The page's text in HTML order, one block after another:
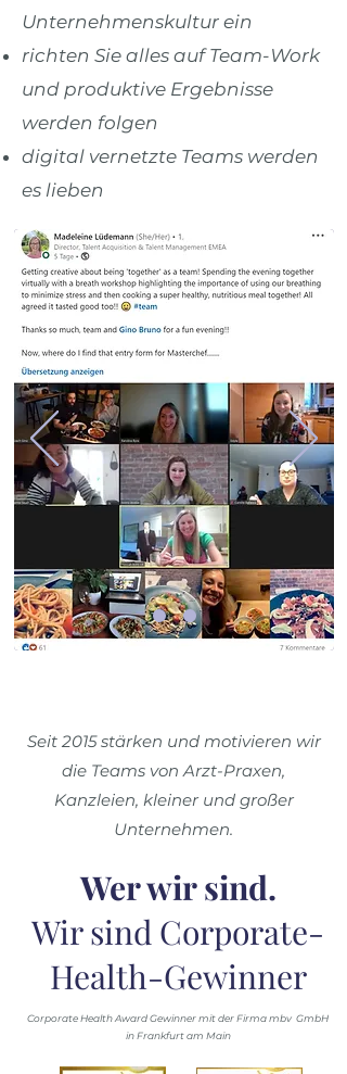
Unternehmenskultur ein
richten Sie alles auf Team-Work
und produktive Ergebnisse
werden folgen
digital vernetzte Teams werden
es lieben
Seit 2015 stärken und motivieren wir
die Teams von Arzt-Praxen,
Kanzleien, kleiner und großer
Unternehmen.
Wer wir sind.
Wir sind Corporate-
Health-Gewinner
Corporate Health Award Gewinner mit der Firma mbv GmbH
in Frankfurt am Main